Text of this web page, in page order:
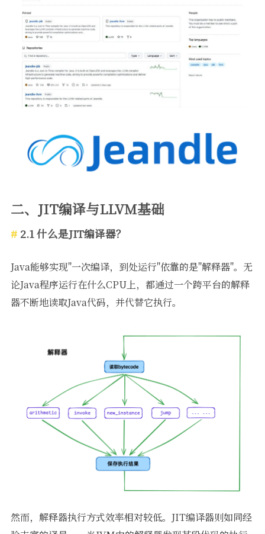
二、JIT编译与LLVM基础
2.1 什么是JIT编译器？
Java能够实现"一次编译，到处运行"依靠的是"解释器"。无
论Java程序运行在什么CPU上，都通过一个跨平台的解释
器不断地读取Java代码，并代替它执行。
然而，解释器执行方式效率相对较低。JIT编译器则如同经